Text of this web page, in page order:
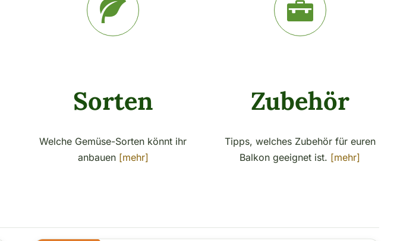
Sorten
Welche Gemüse-Sorten könnt ihr
anbauen [mehr]
Zubehör
Tipps, welches Zubehör für euren
Balkon geeignet ist. [mehr]